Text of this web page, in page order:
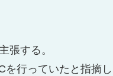
張する。
行っていたと指摘